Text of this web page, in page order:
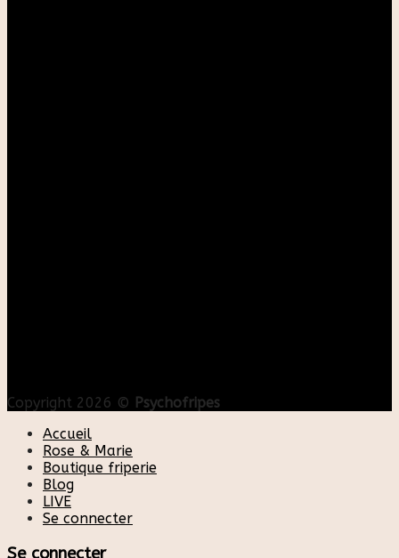
Copyright 2026 © Psychofripes
Accueil
Rose & Marie
Boutique friperie
Blog
LIVE
Se connecter
Se connecter